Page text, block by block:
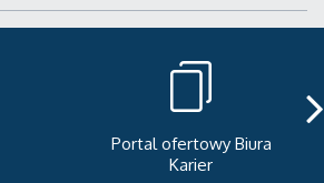
Portal ofertowy Biura
Karier